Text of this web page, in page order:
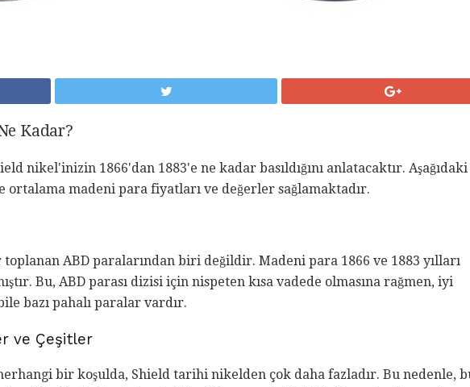
Kadar?
nikel'inizin 1866'dan 1883'e ne kadar basıldığını anlatacaktır.
madeni para fiyatları ve değerler sağlamaktadır.
ABD paralarından biri değildir. Madeni para 1866 ve 1883 yılları
Bu, ABD parası dizisi için nispeten kısa vadede olmasına rağmen, iyi
bazı pahalı paralar vardır.
ve Çeşitler
bir koşulda, Shield tarihi nikelden çok daha fazladır. Bu nedenle,